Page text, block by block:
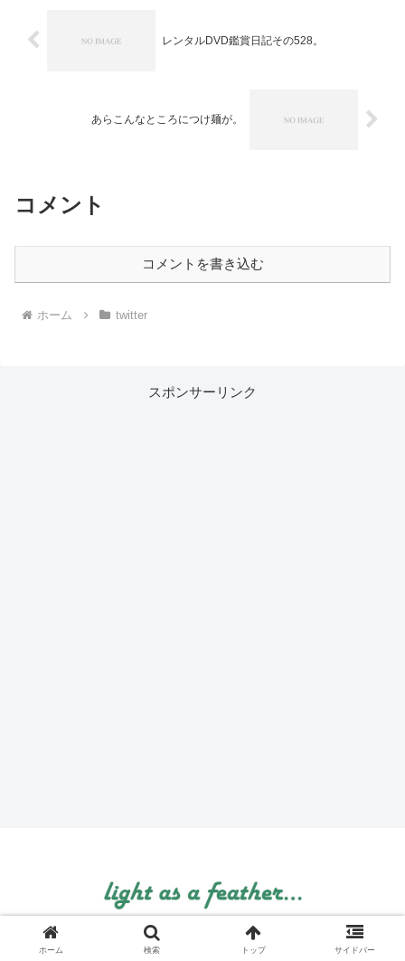
レンタルDVD鑑賞日記その528。
あらこんなところにつけ麺が。
コメント
コメントを書き込む
ホーム twitter
スポンサーリンク
© 1999 light as a feather....
ホーム 検索 トップ サイドバー